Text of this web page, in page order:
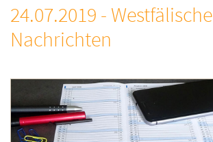
24.07.2019 - Westfälische
Nachrichten